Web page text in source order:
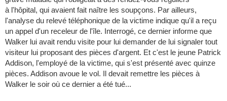
à l'hôpital, qui avaient fait naître les soupçons. Par ailleurs,
l'analyse du relevé téléphonique de la victime indique qu'il a reçu
un appel d'un receleur de l'île. Interrogé, ce dernier informe que
Walker lui avait rendu visite pour lui demander de lui signaler tout
visiteur lui proposant des pièces d'argent. Et c'est le jeune Patrick
Addison, l'employé de la victime, qui s'est présenté avec quinze
pièces. Addison avoue le vol. Il devait remettre les pièces à
Walker le soir où ce dernier a été tué...